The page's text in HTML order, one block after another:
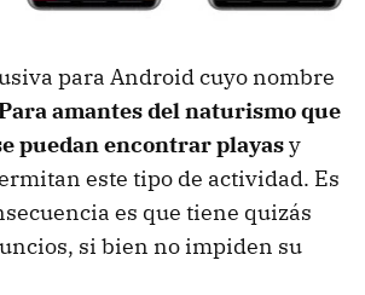
para Android cuyo nombre
amantes del naturismo que
puedan encontrar playasy
este tipo de actividad. Es
es que tiene quizás
si bien no impiden su